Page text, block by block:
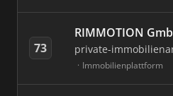
73
RIMMOTION
private-
Immobilienplattform